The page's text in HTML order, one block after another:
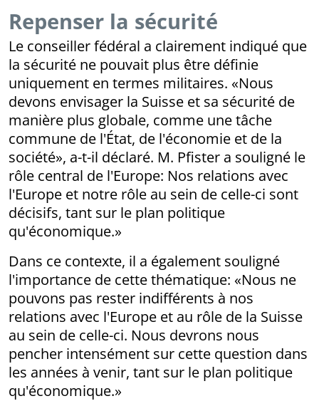
Repenser la sécurité
Le conseiller fédéral a clairement indiqué que
la sécurité ne pouvait plus être définie
uniquement en termes militaires. «Nous
devons envisager la Suisse et sa sécurité de
manière plus globale, comme une tâche
commune de l'État, de l'économie et de la
société», a-t-il déclaré. M. Pfister a souligné le
rôle central de l'Europe: Nos relations avec
l'Europe et notre rôle au sein de celle-ci sont
décisifs, tant sur le plan politique
qu'économique.»
Dans ce contexte, il a également souligné
l'importance de cette thématique: «Nous ne
pouvons pas rester indifférents à nos
relations avec l'Europe et au rôle de la Suisse
au sein de celle-ci. Nous devrons nous
pencher intensément sur cette question dans
les années à venir, tant sur le plan politique
qu'économique.»